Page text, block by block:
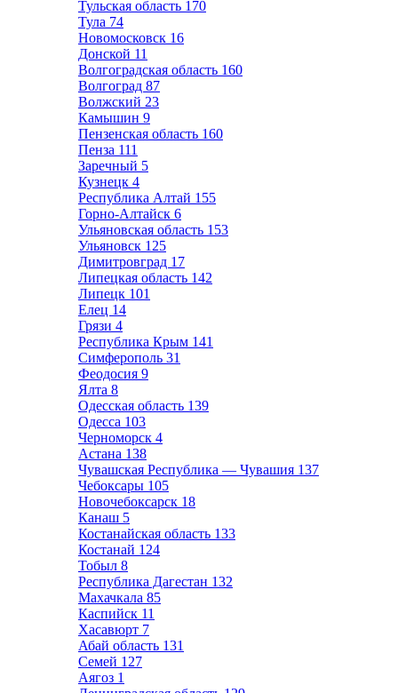
Тульская область 170
Тула 74
Новомосковск 16
Донской 11
Волгоградская область 160
Волгоград 87
Волжский 23
Камышин 9
Пензенская область 160
Пенза 111
Заречный 5
Кузнецк 4
Республика Алтай 155
Горно-Алтайск 6
Ульяновская область 153
Ульяновск 125
Димитровград 17
Липецкая область 142
Липецк 101
Елец 14
Грязи 4
Республика Крым 141
Симферополь 31
Феодосия 9
Ялта 8
Одесская область 139
Одесса 103
Черноморск 4
Астана 138
Чувашская Республика — Чувашия 137
Чебоксары 105
Новочебоксарск 18
Канаш 5
Костанайская область 133
Костанай 124
Тобыл 8
Республика Дагестан 132
Махачкала 85
Каспийск 11
Хасавюрт 7
Абай область 131
Семей 127
Аягоз 1